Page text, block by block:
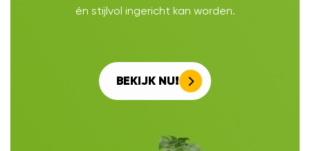
én stijlvol ingericht kan worden.
BEKIJK NU!